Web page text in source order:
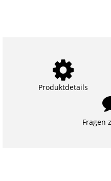
Produktdetails
Fragen